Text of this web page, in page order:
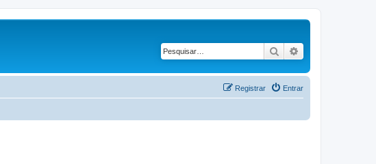
Pesquisar
Entrar
Registrar